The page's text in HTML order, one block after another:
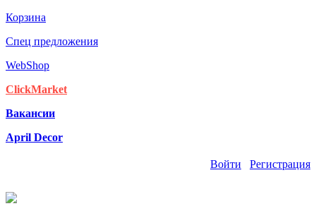
Корзина
Спец предложения
WebShop
ClickMarket
Вакансии
April Decor
Войти Регистрация